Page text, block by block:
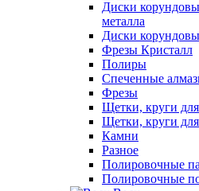
Диски
металла
Диски
Фрезы Кристалл
Полиры
Спеченные
Фрезы
Щетки, круги
Щетки, круги
Камни
Разное
Полировочные
Полировочные